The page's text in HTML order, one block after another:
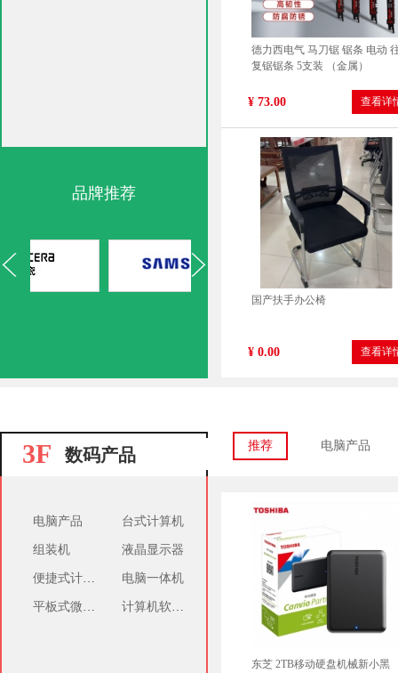
品牌推荐
德力西电气 马刀锯 锯条 电动
复锯锯条 5支装 （金属）
¥ 73.00 查看详
国产扶手办公椅
¥ 0.00 查看详
惠普 62xl 彩色
¥ 520.00
3F 数码产品 推荐 电脑产品
电脑产品 台式计算机
组装机 液晶显示器
便捷式计算机 电脑一体机
平板式微型计算机 计算机软件(通用软件)
东芝 2TB移动硬盘机械新小黑